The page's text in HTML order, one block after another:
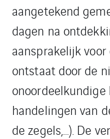
aangetekend
dagen na
aansprakelijk
ontstaat door de
handelingen van
de zegels,…). De